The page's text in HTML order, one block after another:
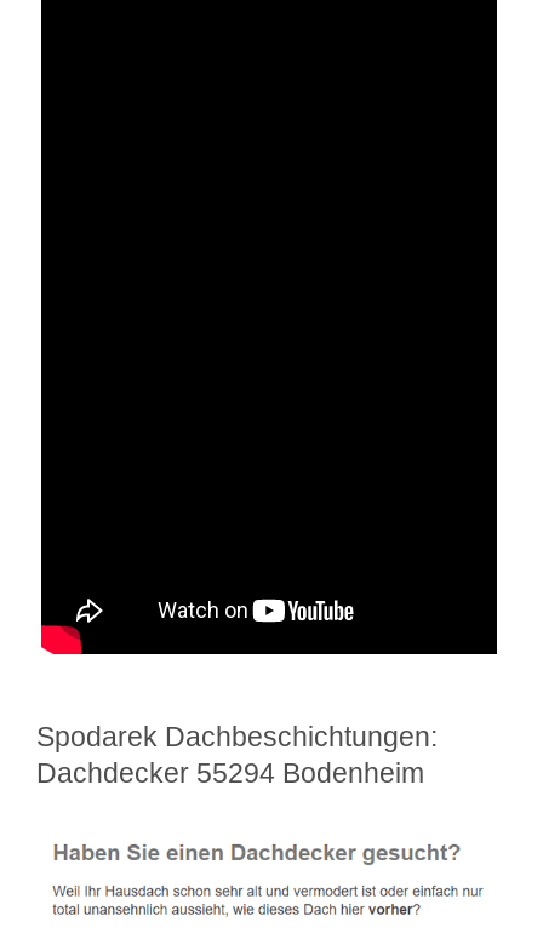
Spodarek Dachbeschichtungen:
Dachdecker 55294 Bodenheim